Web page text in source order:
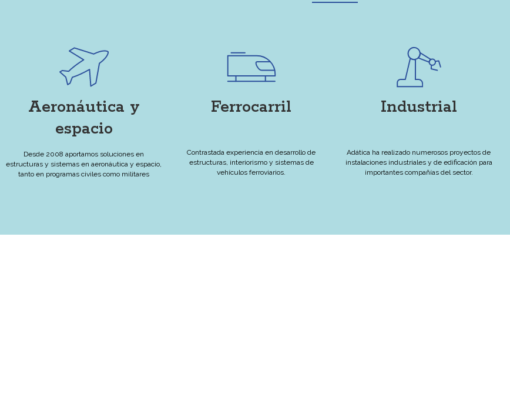
Aeronáutica y
espacio
Desde 2008 aportamos soluciones en
estructuras y sistemas en aeronáutica y espacio,
tanto en programas civiles como militares
Ferrocarril
Contrastada experiencia en desarrollo de
estructuras, interiorismo y sistemas de
vehículos ferroviarios.
Industrial
Adática ha realizado numerosos proyectos de
instalaciones industriales y de edificación para
importantes compañías del sector.